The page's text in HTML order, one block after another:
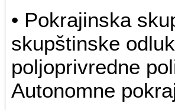
• Pokrajinska
skupštinske
poljoprivredne
Autonomne